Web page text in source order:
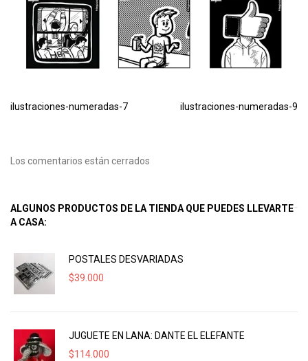
ilustraciones-numeradas-7 ilustraciones-numeradas-9
Los comentarios están cerrados
ALGUNOS PRODUCTOS DE LA TIENDA QUE PUEDES LLEVARTE
A CASA:
POSTALES DESVARIADAS
$39.000
JUGUETE EN LANA: DANTE EL ELEFANTE
$114.000